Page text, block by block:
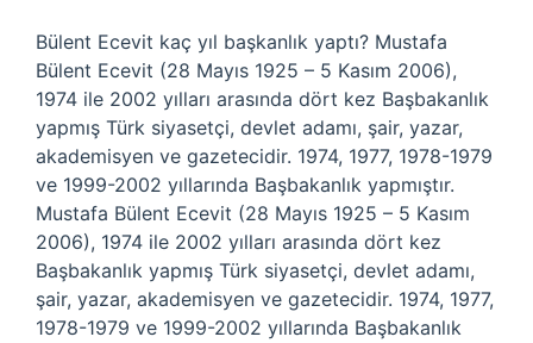
Bülent Ecevit kaç yıl başkanlık yaptı? Mustafa
Bülent Ecevit (28 Mayıs 1925 – 5 Kasım 2006),
1974 ile 2002 yılları arasında dört kez Başbakanlık
yapmış Türk siyasetçi, devlet adamı, şair, yazar,
akademisyen ve gazetecidir. 1974, 1977, 1978-1979
ve 1999-2002 yıllarında Başbakanlık yapmıştır.
Mustafa Bülent Ecevit (28 Mayıs 1925 – 5 Kasım
2006), 1974 ile 2002 yılları arasında dört kez
Başbakanlık yapmış Türk siyasetçi, devlet adamı,
şair, yazar, akademisyen ve gazetecidir. 1974, 1977,
1978-1979 ve 1999-2002 yıllarında Başbakanlık